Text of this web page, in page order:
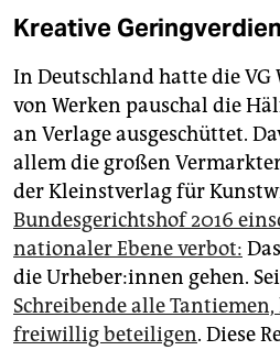
Kreative
In Deutschland hatte die
von Werken pauschal die
an Verlage ausgeschüttet.
allem die großen
der Kleinstverlag für
Bundesgerichtshof 2016
nationaler Ebene verbot:
die Urheber:innen gehen.
Schreibende alle
freiwillig beteiligen. Diese